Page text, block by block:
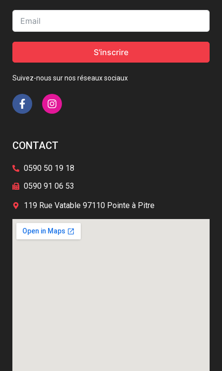
S'inscrire
Suivez-nous sur nos réseaux sociaux
CONTACT
0590 50 19 18
0590 91 06 53
119 Rue Vatable 97110 Pointe à Pitre